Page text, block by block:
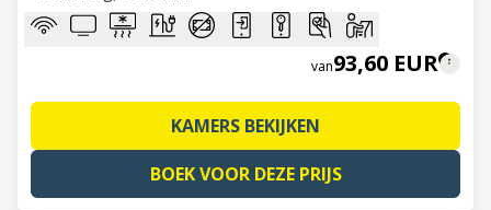
van93,60 EUR
KAMERS BEKIJKEN
BOEK VOOR DEZE PRIJS